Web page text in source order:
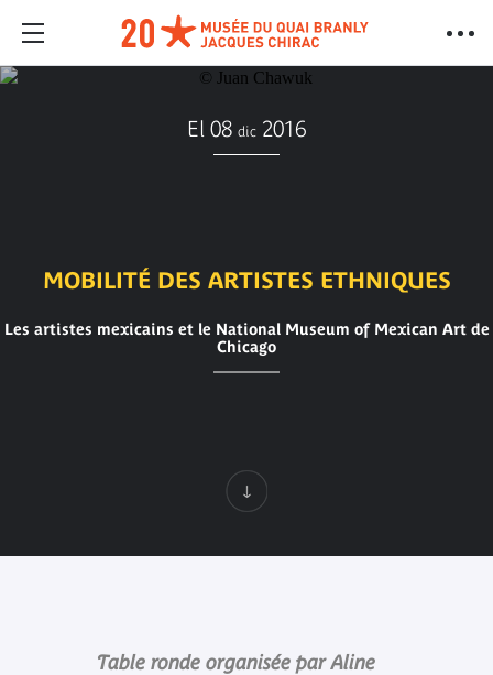
El 08 dic 2016
MOBILITÉ DES ARTISTES ETHNIQUES
Les artistes mexicains et le National Museum of Mexican Art de
Chicago
Table ronde organisée par Aline